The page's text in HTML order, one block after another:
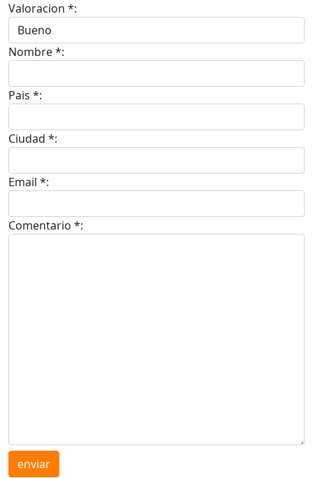
Valoracion *:
Nombre *:
Pais *:
Ciudad *:
Email *:
Comentario *:
enviar